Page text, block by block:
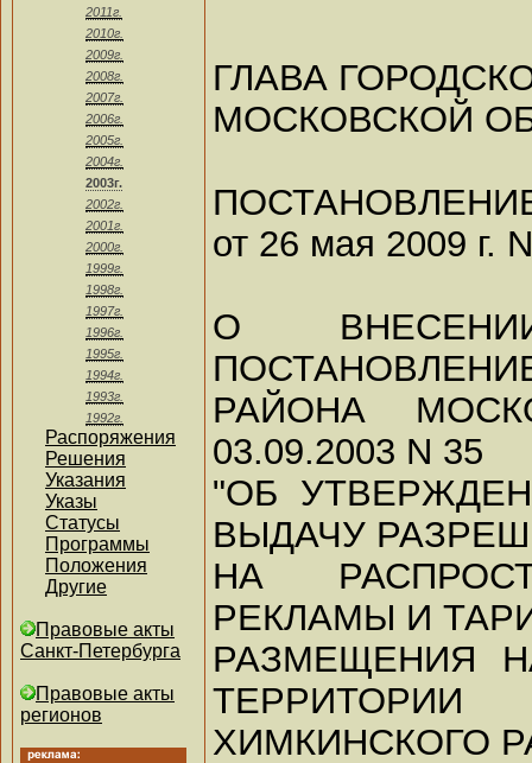
2011г.
2010г.
2009г.
2008г.
2007г.
2006г.
2005г.
2004г.
2003г.
2002г.
2001г.
2000г.
1999г.
1998г.
1997г.
1996г.
1995г.
1994г.
1993г.
1992г.
Распоряжения
Решения
Указания
Указы
Статусы
Программы
Положения
Другие
Правовые акты
Санкт-Петербурга
Правовые акты
регионов
ГЛАВА
МОСКОВСКОЙ
от 26 мая 2009 г.
О
РАЙОНА
03.09.2003 N 35
"ОБ
ВЫДАЧУ
НА
РЕКЛАМЫ И
РАЗМЕЩЕНИЯ
ТЕРРИТОРИИ
ХИМКИНСКОГО